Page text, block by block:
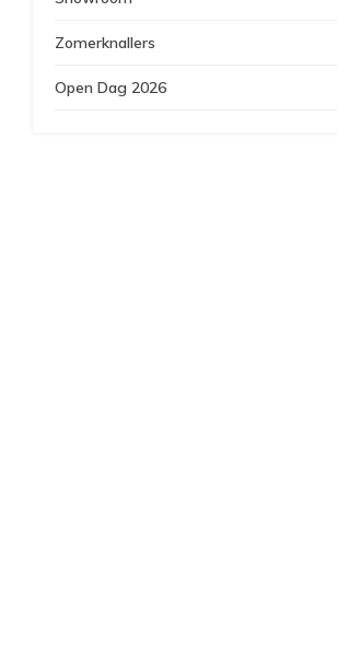
Zomerknallers
Open Dag 2026